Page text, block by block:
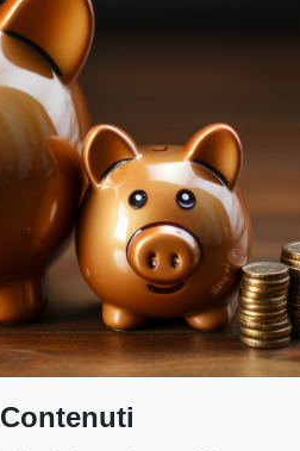
Contenuti